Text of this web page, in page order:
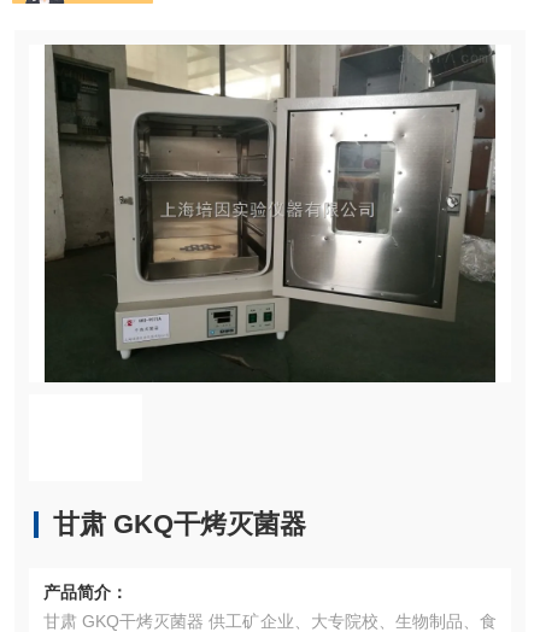
甘肃 GKQ干烤灭菌器
产品简介：
甘肃 GKQ干烤灭菌器 供工矿企业、大专院校、生物制品、食